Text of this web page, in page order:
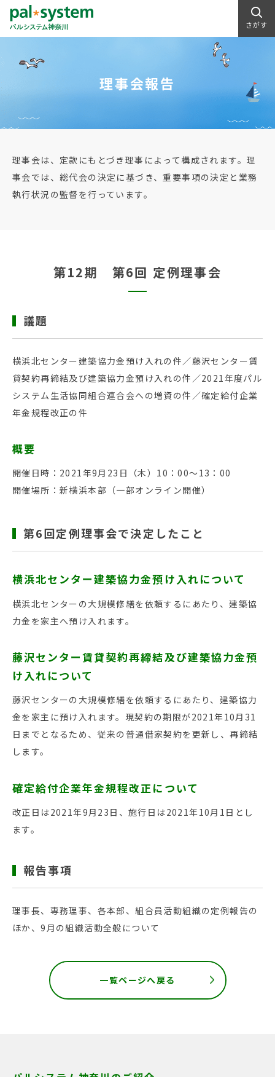
さがす
理事会報告
理事会は、定款にもとづき理事によって構成されます。理
事会では、総代会の決定に基づき、重要事項の決定と業務
執行状況の監督を行っています。
第12期 第6回 定例理事会
議題
横浜北センター建築協力金預け入れの件／藤沢センター賃
貸契約再締結及び建築協力金預け入れの件／2021年度パル
システム生活協同組合連合会への増資の件／確定給付企業
年金規程改正の件
概要
開催日時：2021年9月23日（木）10：00～13：00
開催場所：新横浜本部（一部オンライン開催）
第6回定例理事会で決定したこと
横浜北センター建築協力金預け入れについて
横浜北センターの大規模修繕を依頼するにあたり、建築協
力金を家主へ預け入れます。
藤沢センター賃貸契約再締結及び建築協力金預
け入れについて
藤沢センターの大規模修繕を依頼するにあたり、建築協力
金を家主に預け入れます。現契約の期限が2021年10月31
日までとなるため、従来の普通借家契約を更新し、再締結
します。
確定給付企業年金規程改正について
改正日は2021年9月23日、施行日は2021年10月1日とし
ます。
報告事項
理事長、専務理事、各本部、組合員活動組織の定例報告の
ほか、9月の組織活動全般について
一覧ページへ戻る